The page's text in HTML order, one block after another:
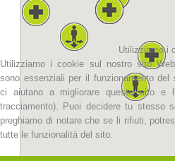
Utilizziamo i
Utilizziamo i cookie sul nostro sito
sono essenziali per il funzionamento del
ci aiutano a migliorare questo sito e
tracciamento). Puoi decidere tu stesso
preghiamo di notare che se li rifiuti,
tutte le funzionalità del sito.